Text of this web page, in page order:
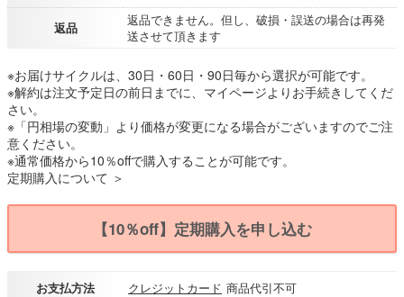
返品
返品できません。但し、破損・誤送の場合は再発
送させて頂きます
※お届けサイクルは、30日・60日・90日毎から選択が可能です。
※解約は注文予定日の前日までに、マイページよりお手続きしてくだ
さい。
※「円相場の変動」より価格が変更になる場合がございますのでご注
意ください。
※通常価格から10％offで購入することが可能です。
定期購入について ＞
【10％off】定期購入を申し込む
お支払方法 クレジットカード 商品代引不可